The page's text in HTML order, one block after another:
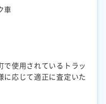
車
で使用されているトラッ
に応じて適正に査定いた